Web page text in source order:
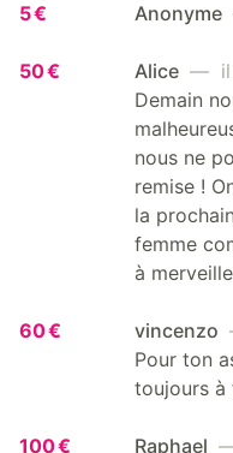
5 € Anonyme
50 € Alice — il
Demain
nous ne
remise !
la
femme
à
60 € vincenzo
Pour ton
toujours à
100 € Raphael